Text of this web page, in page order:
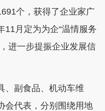
个，获得了企业家广
11月定为为企“温情服务
进一步提振企业发展信
、副食品、机动车维
会代表，分别围绕用地